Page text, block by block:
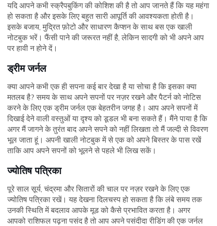
यदि आपने कभी स्क्रैपबुकिंग की कोशिश की है तो आप जानते हैं कि यह महंगा
हो सकता है और इसके लिए बहुत सारी आपूर्ति की आवश्यकता होती है।
इसके बजाय, मुद्रित फ़ोटो और साधारण कैप्शन के साथ बस एक खाली
नोटबुक भरें। फैंसी पाने की जरूरत नहीं है, लेकिन सादगी को भी अपने आप
पर हावी न होने दें।
ड्रीम जर्नल
क्या आपने कभी एक ही सपना कई बार देखा है या सोचा है कि इसका क्या
मतलब है? समय के साथ अपने सपनों पर नज़र रखने और पैटर्न को नोटिस
करने के लिए एक ड्रीम जर्नल एक बेहतरीन जगह है। आप अपने सपनों में
दिखाई देने वाली वस्तुओं या दृश्य को डूडल भी बना सकते हैं। मैंने पाया है कि
अगर मैं जागने के तुरंत बाद अपने सपने को नहीं लिखता तो मैं जल्दी से विवरण
भूल जाता हूं। अपनी खाली नोटबुक में से एक को अपने बिस्तर के पास रखें
ताकि आप अपने सपनों को भूलने से पहले भी लिख सकें।
ज्योतिष पत्रिका
पूरे साल सूर्य, चंद्रमा और सितारों की चाल पर नज़र रखने के लिए एक
ज्योतिष पत्रिका रखें। यह देखना दिलचस्प हो सकता है कि लंबे समय तक
उनकी स्थिति में बदलाव आपके मूड को कैसे प्रभावित करता है। अगर
आपको राशिफल पढ़ना पसंद है तो आप अपने पसंदीदा रीडिंग की एक जर्नल